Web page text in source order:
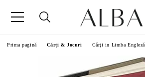
Prima pagină Cărți & Jocuri Cărți in Limba Engleză